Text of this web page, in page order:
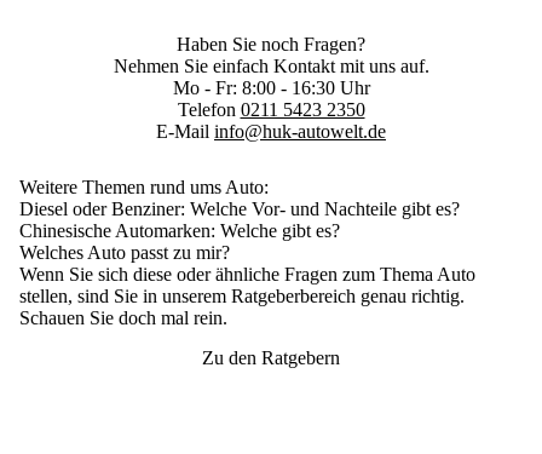
Haben Sie noch Fragen?
Nehmen Sie einfach Kontakt mit uns auf.
Mo - Fr: 8:00 - 16:30 Uhr
Telefon 0211 5423 2350
E-Mail info@huk-autowelt.de
Weitere Themen rund ums Auto:
Diesel oder Benziner: Welche Vor- und Nachteile gibt es?
Chinesische Automarken: Welche gibt es?
Welches Auto passt zu mir?
Wenn Sie sich diese oder ähnliche Fragen zum Thema Auto
stellen, sind Sie in unserem Ratgeberbereich genau richtig.
Schauen Sie doch mal rein.
Zu den Ratgebern